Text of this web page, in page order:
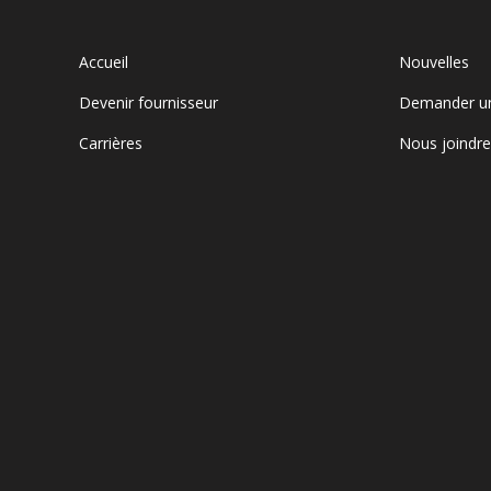
Accueil
Devenir fournisseur
Carrières
Nouvelles
Demander
Nous joindre